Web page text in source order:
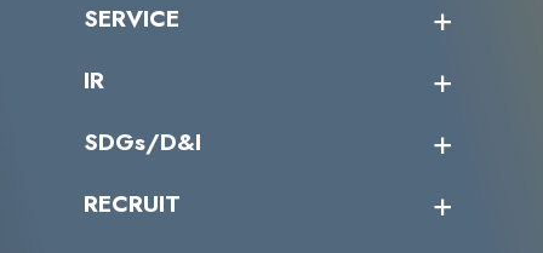
ミッション／ビジョン
パートナー企業一覧
サイバーニュース
SERVICE
カテゴリー別サービス一覧
IR
IRカレンダー
IRライブラリー
SDGs/D&I
当グループのマテリアリティ
RECRUIT